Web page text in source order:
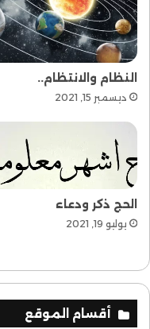
النظام والانتظام..
ديسمبر 15, 2021
الحج ذكر ودعاء
يوليو 19, 2021
أقسام الموقع